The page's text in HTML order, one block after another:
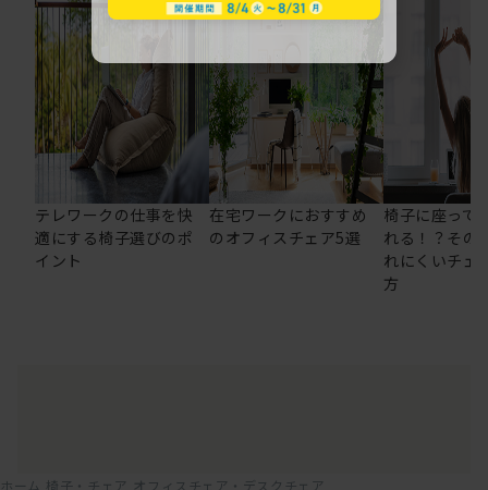
テレワークの仕事を快
適にする椅子選びのポ
イント
在宅ワークにおすすめ
のオフィスチェア5選
椅子に座って
れる！？その
れにくいチェ
方
ホーム 椅子・チェア オフィスチェア・デスクチェア